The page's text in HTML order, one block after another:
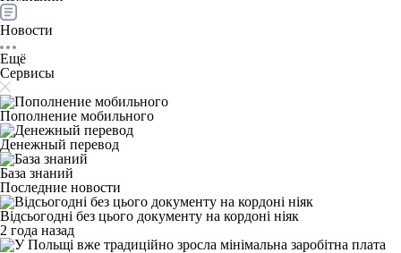
Новости
Ещё
Сервисы
Пополнение мобильного
Денежный перевод
База знаний
Последние новости
Відсьогодні без цього документу на кордоні ніяк
2 года назад